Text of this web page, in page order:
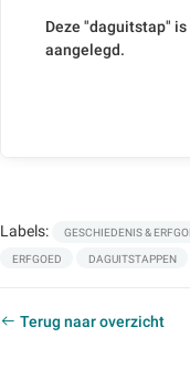
Deze "daguitstap"
aangelegd.
Labels: GESCHIEDENIS &
ERFGOED DAGUITSTAPPEN
Terug naar overzicht